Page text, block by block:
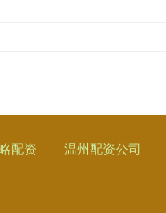
配资 温州配资公司